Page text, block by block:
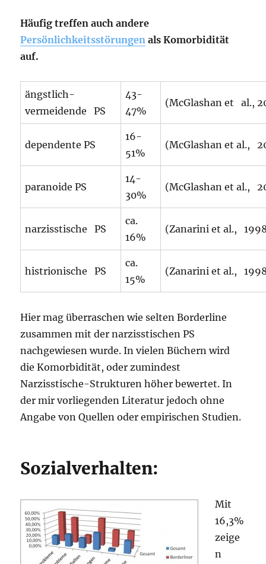
Häufig treffen auch andere
Persönlichkeitsstörungen als Komorbidität
auf.
ängstlich-
vermeidende PS
43-
47%
(McGlashan et al.,
dependente PS
16-
51%
(McGlashan et al.,
paranoide PS
14-
30%
(McGlashan et al.,
narzisstische PS
ca.
16%
(Zanarini et al.,
histrionische PS
ca.
15%
(Zanarini et al.,
Hier mag überraschen wie selten Borderline
zusammen mit der narzisstischen PS
nachgewiesen wurde. In vielen Büchern wird
die Komorbidität, oder zumindest
Narzisstische-Strukturen höher bewertet. In
der mir vorliegenden Literatur jedoch ohne
Angabe von Quellen oder empirischen Studien.
Sozialverhalten:
Mit
16,3%
zeige
n